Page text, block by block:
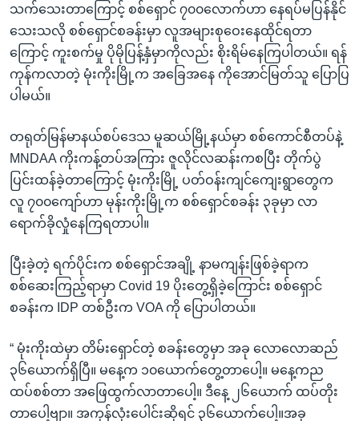
ရန်သက်သေးတာကြောင့် စစ်ရှောင် ၇၀၀လောက်ဟာ နေရပ်မပြန်နိုင်
သေးသလို စစ်ရှောင်စခန်းမှာ လူအများစုဝေးနေထိုင်ရတာ
ကြောင့် ကူးစက်မှု ပိုမိုပြန့်နှံမှာကိုလည်း စိုးရိမ်နေကြပါတယ်။ ရန်
ကုန်ကလာတဲ့ မုံးကိုးမြို့က အခြေအနေ ကိုအောင်မြတ်သူ ပြောပြ
ပါမယ်။
တရုတ်မြန်မာနယ်စပ်ဒေသ မူဆယ်မြို့နယ်မှာ စစ်ကောင်စီတပ်နဲ့
MNDAA ကိုးကန့်တပ်အကြား ဇူလိုင်လဆန်းကစပြီး တိုက်ပွဲ
ပြင်းထန်ခဲ့တာကြောင့် မုံးကိုးမြို့ ပတ်ဝန်းကျင်ကျေးရွာတွေက
လူ ၇၀၀ကျော်ဟာ မုန်းကိုးမြို့က စစ်ရှောင်စခန်း ၃ခုမှာ လာ
ရောက်ခိုလှုံနေကြရတာပါ။
ပြီးခဲ့တဲ့ ရက်ပိုင်းက စစ်ရှောင်အချို့ နာမကျန်းဖြစ်ခဲ့ရာက
စစ်ဆေးကြည့်ရာမှာ Covid 19 ပိုးတွေ့ရှိခဲ့ကြောင်း စစ်ရှောင်
စခန်းက IDP တစ်ဦးက VOA ကို ပြောပါတယ်။
“ မုံးကိုးထဲမှာ တိမ်းရှောင်တဲ့ စခန်းတွေမှာ အခု လောလောဆည်
၃၆ယောက်ရှိပြီ။ မနေ့က ၁၀ယောက်တွေ့တာပေါ့။ မနေ့ကည
ထပ်စစ်တာ အဖြေထွက်လာတာပေါ့။ ဒီနေ့ ၂၆ယောက် ထပ်တိုး
တာပေါ့ဗျာ။ အကုန်လုံးပေါင်းဆိုရင် ၃၆ယောက်ပေါ့။အခု